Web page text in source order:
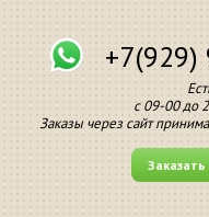
с 09-00 до
Заказы через сайт